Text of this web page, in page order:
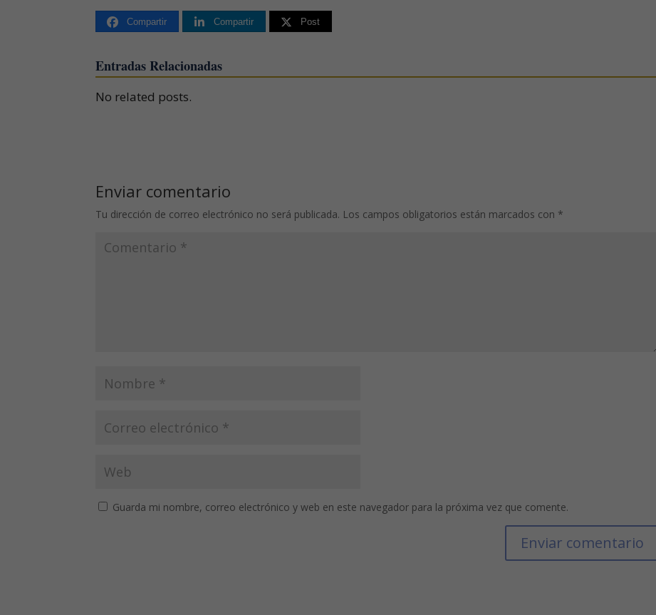
Compartir Compartir Post
Entradas Relacionadas
No related posts.
Enviar comentario
Tu dirección de correo electrónico no será publicada. Los campos obligatorios están marcados con *
Guarda mi nombre, correo electrónico y web en este navegador para la próxima vez que comente.